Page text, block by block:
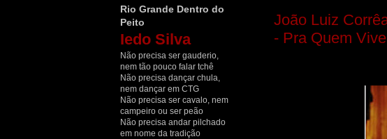
João Luiz
- Pra Quem
Rio Grande Dentro do
Peito
Iedo Silva
Não precisa ser gauderio,
nem tão pouco falar tchê
Não precisa dançar chula,
nem dançar em CTG
Não precisa ser cavalo, nem
campeiro ou ser peão
Não precisa andar pilchado
em nome da tradição